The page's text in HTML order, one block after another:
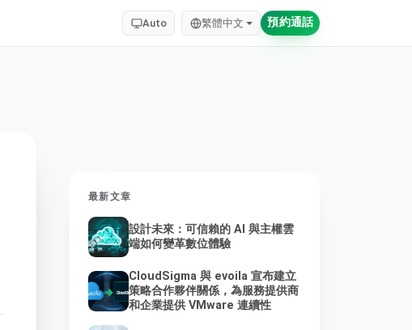
Auto 繁體中文 預約通話
最新文章
設計未來：可信賴的 AI 與主權雲
端如何變革數位體驗
CloudSigma 與 evoila 宣布建立
策略合作夥伴關係，為服務提供商
和企業提供 VMware 連續性